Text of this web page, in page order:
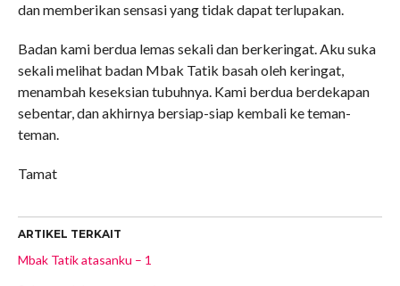
dan memberikan sensasi yang tidak dapat terlupakan.
Badan kami berdua lemas sekali dan berkeringat. Aku suka
sekali melihat badan Mbak Tatik basah oleh keringat,
menambah keseksian tubuhnya. Kami berdua berdekapan
sebentar, dan akhirnya bersiap-siap kembali ke teman-
teman.
Tamat
ARTIKEL TERKAIT
Mbak Tatik atasanku – 1